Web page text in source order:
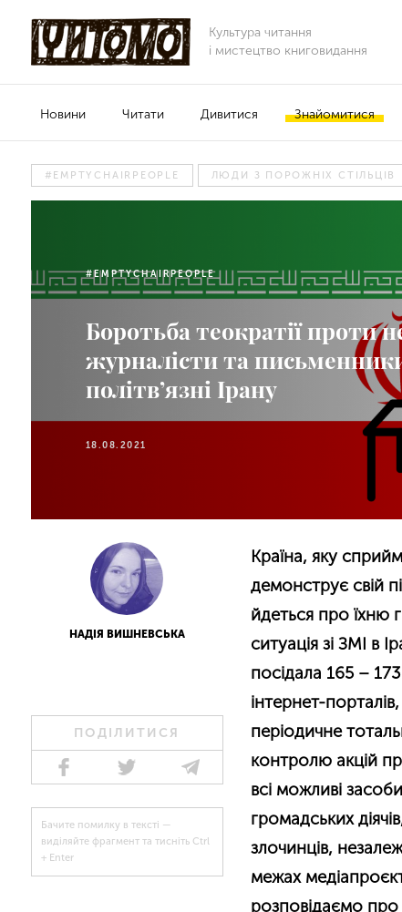
Культура читання
і мистецтво книговидання
Новини Читати Дивитися Знайомитися
#EMPTYCHAIRPEOPLE ЛЮДИ З ПОРОЖНІХ СТІЛЬЦІВ
#EMPTYCHAIRPEOPLE
Боротьба теократії проти
журналісти та
політв’язні Ірану
18.08.2021
НАДІЯ ВИШНЕВСЬКА
ПОДІЛИТИСЯ
Бачите помилку в тексті —
виділяйте фрагмент та тисніть Ctrl
+ Enter
Країна, яку
демонструє свій
йдеться про їхню
ситуація зі ЗМІ в
посідала 165 –
інтернет-
періодичне
контролю акцій
всі можливі
громадських
злочинців,
межах
розповідаємо про